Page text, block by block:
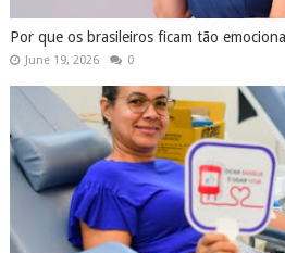
Por que os brasileiros ficam tão
June 19, 2026 0